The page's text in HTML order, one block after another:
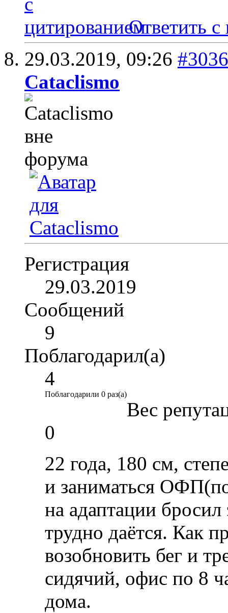
Ответить с
29.03.2019, 09:26 #3036
Cataclismo
Регистрация
29.03.2019
Сообщений
9
Поблагодарил(а)
4
Поблагодарили 0 раз(а)
Вес
0
22 года, 180 см,
и заниматься
на адаптации бросил
трудно даётся. Как
возобновить бег и
сидячий, офис по 8
дома.